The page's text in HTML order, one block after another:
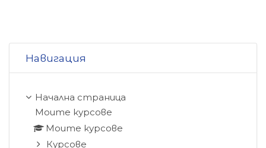
Навигация
Начална страница
Моите курсове
Моите курсове
Курсове